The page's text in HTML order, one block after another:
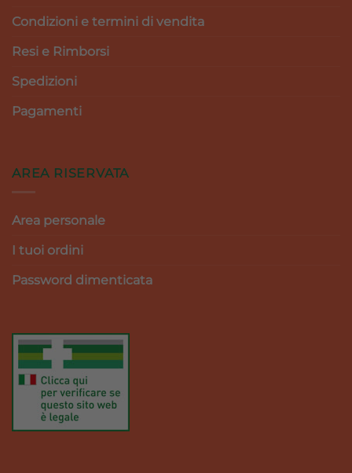
Condizioni e termini di vendita
Resi e Rimborsi
Spedizioni
Pagamenti
AREA RISERVATA
Area personale
I tuoi ordini
Password dimenticata